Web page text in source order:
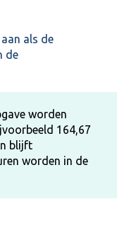
als de
de
worden
164,67
blijft
worden in de